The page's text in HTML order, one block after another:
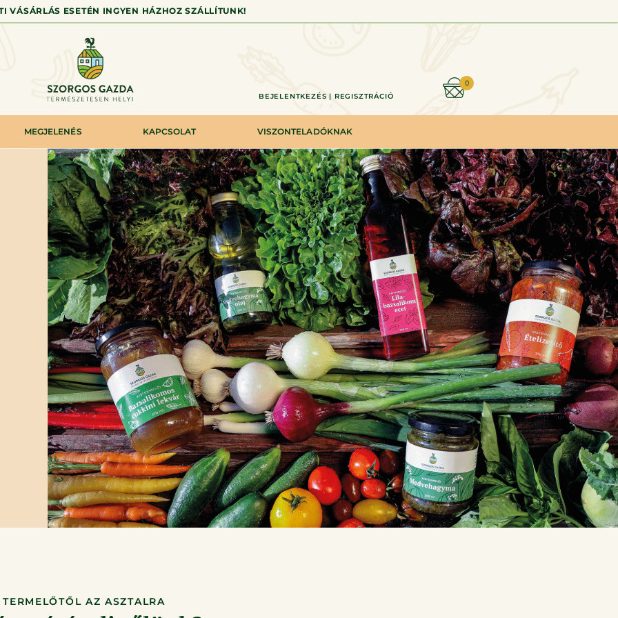
VÁSÁRLÁS ESETÉN INGYEN HÁZHOZ SZÁLLÍTUNK!
BEJELENTKEZÉS | REGISZTRÁCIÓ
0
MEGJELENÉS KAPCSOLAT VISZONTELADÓKNAK
TERMELŐTŐL AZ ASZTALRA